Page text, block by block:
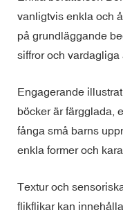
vanligtvis enkla och
på grundläggande
siffror och vardagliga
Engagerande
böcker är färgglada,
fånga små barns
enkla former och
Textur och
flikflikar kan